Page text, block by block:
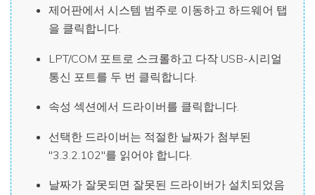
제어판에서 시스템 범주로 이동하고 하드웨어 탭
을 클릭합니다.
LPT/COM 포트로 스크롤하고 다작 USB-시리얼
통신 포트를 두 번 클릭합니다.
속성 섹션에서 드라이버를 클릭합니다.
선택한 드라이버는 적절한 날짜가 첨부된
"3.3.2.102"를 읽어야 합니다.
날짜가 잘못되면 잘못된 드라이버가 설치되었음